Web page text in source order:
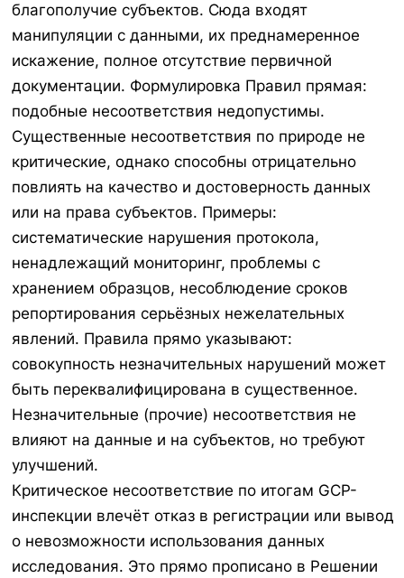
благополучие субъектов. Сюда входят
манипуляции с данными, их преднамеренное
искажение, полное отсутствие первичной
документации. Формулировка Правил прямая:
подобные несоответствия недопустимы.
Существенные несоответствия по природе не
критические, однако способны отрицательно
повлиять на качество и достоверность данных
или на права субъектов. Примеры:
систематические нарушения протокола,
ненадлежащий мониторинг, проблемы с
хранением образцов, несоблюдение сроков
репортирования серьёзных нежелательных
явлений. Правила прямо указывают:
совокупность незначительных нарушений может
быть переквалифицирована в существенное.
Незначительные (прочие) несоответствия не
влияют на данные и на субъектов, но требуют
улучшений.
Критическое несоответствие по итогам GCP-
инспекции влечёт отказ в регистрации или вывод
о невозможности использования данных
исследования. Это прямо прописано в Решении